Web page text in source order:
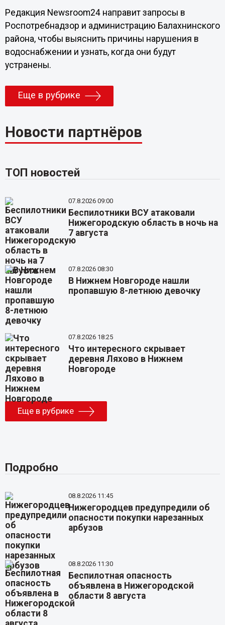
Редакция Newsroom24 направит запросы в
Роспотребнадзор и администрацию Балахнинского
района, чтобы выяснить причины нарушения в
водоснабжении и узнать, когда они будут
устранены.
Еще в рубрике
Новости партнёров
ТОП новостей
07.8.2026 09:00
Беспилотники ВСУ атаковали
Нижегородскую область в ночь на
7 августа
07.8.2026 08:30
В Нижнем Новгороде нашли
пропавшую 8-летнюю девочку
07.8.2026 18:25
Что интересного скрывает
деревня Ляхово в Нижнем
Новгороде
Еще в рубрике
Подробно
08.8.2026 11:45
Нижегородцев предупредили об
опасности покупки нарезанных
арбузов
08.8.2026 11:30
Беспилотная опасность
объявлена в Нижегородской
области 8 августа